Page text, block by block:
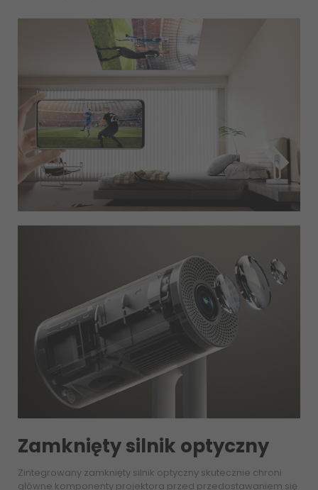
Zamknięty silnik optyczny
Zintegrowany zamknięty silnik optyczny skutecznie chroni
główne komponenty projektora przed przedostawaniem się